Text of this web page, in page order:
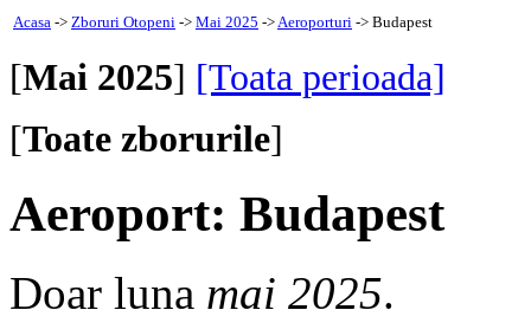
Acasa -> Zboruri Otopeni -> Mai 2025 ->Aeroporturi -> Budapest
[Mai 2025] [Toata perioada]
[Toate zborurile]
Aeroport: Budapest
Doar luna mai 2025.